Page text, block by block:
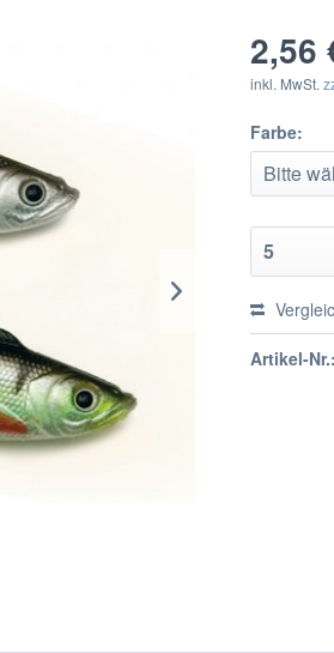
2,56
inkl. MwSt.
Farbe:
Artikel-Nr.: